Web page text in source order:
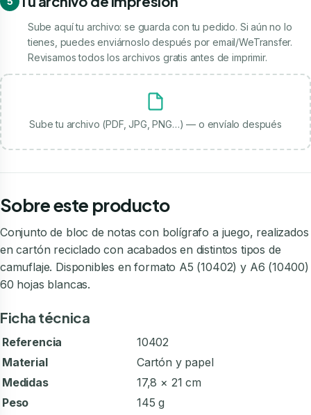
Sube aquí tu archivo: se guarda con tu pedido. Si aún no lo
tienes, puedes enviárnoslo después por email/WeTransfer.
Revisamos todos los archivos gratis antes de imprimir.
Sube tu archivo (PDF, JPG, PNG…) — o envíalo después
Sobre este producto
Conjunto de bloc de notas con bolígrafo a juego, realizados
en cartón reciclado con acabados en distintos tipos de
camuflaje. Disponibles en formato A5 (10402) y A6 (10400)
60 hojas blancas.
Ficha técnica
Referencia
10402
Material
Cartón y papel
Medidas
17,8 × 21 cm
Peso
145 g